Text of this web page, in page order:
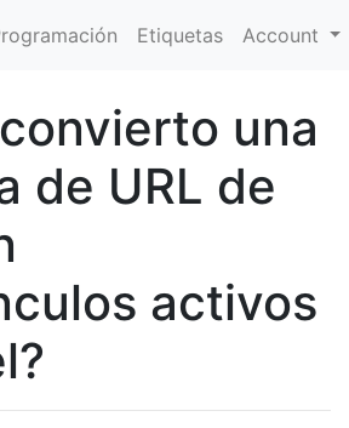
Etiquetas Account
una
de URL de
activos